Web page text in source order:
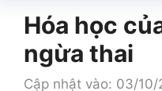
Hóa học
ngừa thai
Cập nhật vào: 03/10/